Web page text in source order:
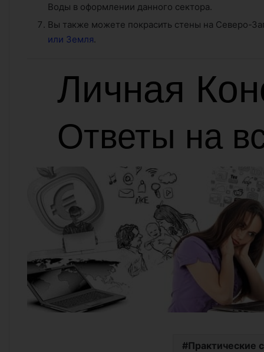
Воды в оформлении данного сектора.
Вы также можете покрасить стены на Северо-
или Земля.
Практические